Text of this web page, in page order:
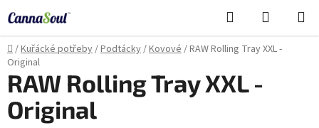
na
obsah
Hledat
KOŠÍK
Domů
/Kuřácké potřeby/Podtácky/Kovové/RAW Rolling Tray XXL -
Original
RAW Rolling Tray XXL -
Original
Cannasoul Asistent